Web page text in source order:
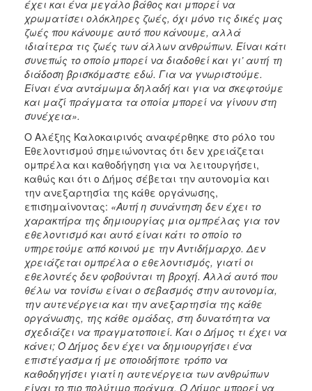
έχει και ένα μεγάλο βάθος και μπορεί να
χρωματίσει ολόκληρες ζωές, όχι μόνο τις δικές μας
ζωές που κάνουμε αυτό που κάνουμε, αλλά
ιδιαίτερα τις ζωές των άλλων ανθρώπων. Είναι κάτι
συνεπώς το οποίο μπορεί να διαδοθεί και γι’ αυτή τη
διάδοση βρισκόμαστε εδώ. Για να γνωριστούμε.
Είναι ένα αντάμωμα δηλαδή και για να σκεφτούμε
και μαζί πράγματα τα οποία μπορεί να γίνουν στη
συνέχεια».
Ο Αλέξης Καλοκαιρινός αναφέρθηκε στο ρόλο του
Εθελοντισμού σημειώνοντας ότι δεν χρειάζεται
ομπρέλα και καθοδήγηση για να λειτουργήσει,
καθώς και ότι ο Δήμος σέβεται την αυτονομία και
την ανεξαρτησία της κάθε οργάνωσης,
επισημαίνοντας: «Αυτή η συνάντηση δεν έχει το
χαρακτήρα της δημιουργίας μια ομπρέλας για τον
εθελοντισμό και αυτό είναι κάτι το οποίο το
υπηρετούμε από κοινού με την Αντιδήμαρχο. Δεν
χρειάζεται ομπρέλα ο εθελοντισμός, γιατί οι
εθελοντές δεν φοβούνται τη βροχή. Αλλά αυτό που
θέλω να τονίσω είναι ο σεβασμός στην αυτονομία,
την αυτενέργεια και την ανεξαρτησία της κάθε
οργάνωσης, της κάθε ομάδας, στη δυνατότητα να
σχεδιάζει να πραγματοποιεί. Και ο Δήμος τι έχει να
κάνει; Ο Δήμος δεν έχει να δημιουργήσει ένα
επιστέγασμα ή με οποιοδήποτε τρόπο να
καθοδηγήσει γιατί η αυτενέργεια των ανθρώπων
είναι το πιο πολύτιμο πράγμα. Ο Δήμος μπορεί να